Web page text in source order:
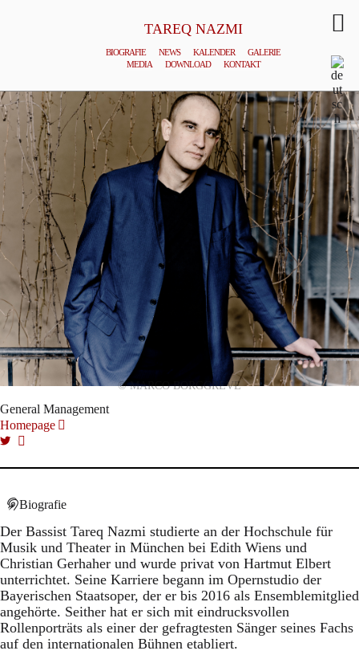
TAREQ NAZMI
BIOGRAFIE NEWS KALENDER
GALERIE
MEDIA
DOWNLOAD KONTAKT
© MARCO BORGGREVE
General Management
Homepage
Biografie
Der Bassist Tareq Nazmi studierte an der Hochschule für
Musik und Theater in München bei Edith Wiens und
Christian Gerhaher und wurde privat von Hartmut Elbert
unterrichtet. Seine Karriere begann im Opernstudio der
Bayerischen Staatsoper, der er bis 2016 als Ensemblemitglied
angehörte. Seither hat er sich mit eindrucksvollen
Rollenporträts als einer der gefragtesten Sänger seines Fachs
auf den internationalen Bühnen etabliert.